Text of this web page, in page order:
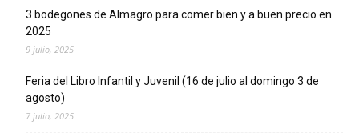
3 bodegones de Almagro para comer bien y a buen precio en
2025
9 julio, 2025
Feria del Libro Infantil y Juvenil (16 de julio al domingo 3 de
agosto)
7 julio, 2025